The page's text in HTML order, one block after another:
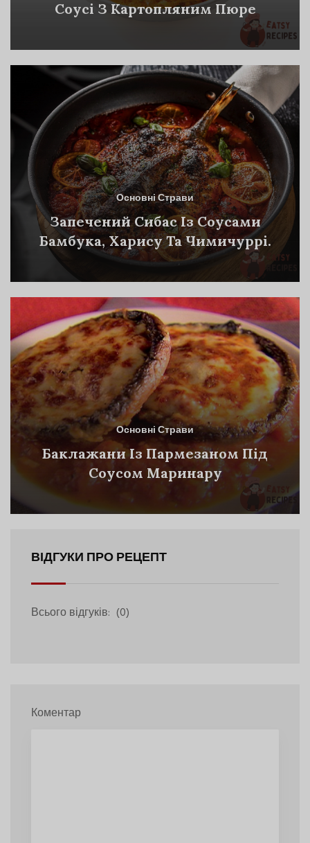
Соусі З Картопляним Пюре
Основні Страви
Запечений Сибас Із Соусами
Бамбука, Харису Та Чимичуррі.
Основні Страви
Баклажани Із Пармезаном Під
Соусом Маринару
ВІДГУКИ ПРО РЕЦЕПТ
Всього відгуків: (0)
Коментар